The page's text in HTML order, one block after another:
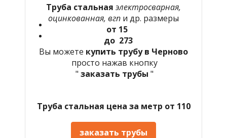
Труба стальная электросварная,
оцинкованная, вгп и др. размеры
от 15
до 273
Вы можете купить трубу в Черново
просто нажав кнопку
" заказать трубы "
Труба стальная цена за метр от 110
заказать трубы